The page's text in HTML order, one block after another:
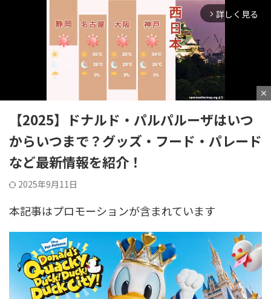
アミューズメントパーク攻略ブログ
GO TO NO LIMIT!!
東京ディズニーリゾート >
【2025】ドナルド・パルパルーザはいつ
からいつまで？グッズ・フード・パレード
など最新情報を紹介！
2025年9月11日
本記事はプロモーションが含まれています
close
arrow_forward_ios 詳しく見る
u